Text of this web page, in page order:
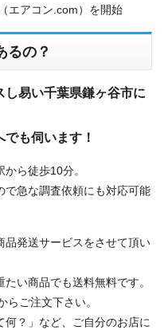
エアコン.com）を開始
るの？
し易い千葉県鎌ヶ谷市に
も伺います！
ら徒歩10分。
で急な調査依頼にも対応可能
品発送サービスをさせて頂い
い商品でも送料無料です。
らご注文下さい。
何？」など、ご自分のお店に
お電話